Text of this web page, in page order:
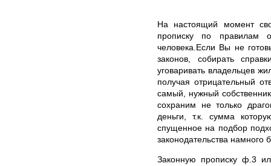
На настоящий момент
прописку по правилам
человека.Если Вы не
законов, собирать
уговаривать владельцев
получая отрицательный
самый, нужный
сохраним не только
деньги, т.к. сумма
спущенное на подбор
законодательства намного
Законную прописку ф.3